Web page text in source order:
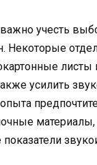
учесть
Некоторые
усилить